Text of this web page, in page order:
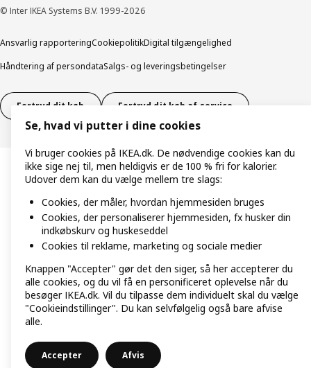
© Inter IKEA Systems B.V. 1999-2026
Ansvarlig rapporteringCookiepolitikDigital tilgængelighed
Håndtering af persondataSalgs- og leveringsbetingelser
Fortryd dit køb Fortryd dit køb af service
Se, hvad vi putter i dine cookies
Vi bruger cookies på IKEA.dk. De nødvendige cookies kan du
ikke sige nej til, men heldigvis er de 100 % fri for kalorier.
Udover dem kan du vælge mellem tre slags:
Cookies, der måler, hvordan hjemmesiden bruges
Cookies, der personaliserer hjemmesiden, fx husker din
indkøbskurv og huskeseddel
Cookies til reklame, marketing og sociale medier
Knappen "Accepter" gør det den siger, så her accepterer du
alle cookies, og du vil få en personificeret oplevelse når du
besøger IKEA.dk. Vil du tilpasse dem individuelt skal du vælge
"Cookieindstillinger". Du kan selvfølgelig også bare afvise
alle.
Accepter Afvis